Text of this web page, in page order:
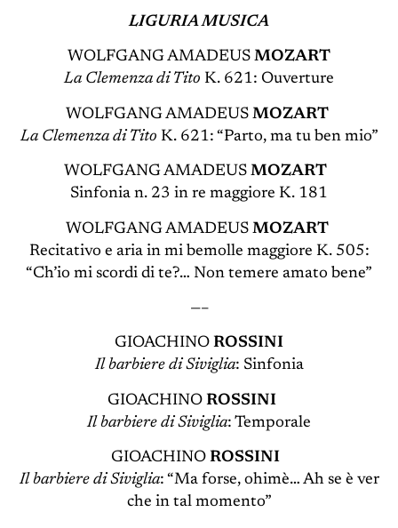
LIGURIA MUSICA
WOLFGANG AMADEUS MOZART
La Clemenza di Tito K. 621: Ouverture
WOLFGANG AMADEUS MOZART
La Clemenza di Tito K. 621: “Parto, ma tu ben mio”
WOLFGANG AMADEUS MOZART
Sinfonia n. 23 in re maggiore K. 181
WOLFGANG AMADEUS MOZART
Recitativo e aria in mi bemolle maggiore K. 505:
“Ch’io mi scordi di te?… Non temere amato bene”
—–
GIOACHINO ROSSINI
Il barbiere di Siviglia: Sinfonia
GIOACHINO ROSSINI
Il barbiere di Siviglia: Temporale
GIOACHINO ROSSINI
Il barbiere di Siviglia: “Ma forse, ohimè… Ah se è ver
che in tal momento”